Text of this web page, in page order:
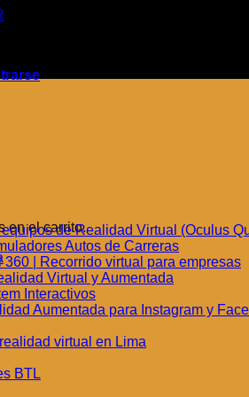
en el carrito.de Realidad Virtual (Oculus
Autos de Carreras
360 | Recorrido virtual para empresas
Virtual y Aumentada
Interactivos
Aumentada para Instagram y
virtual en Lima
BTL